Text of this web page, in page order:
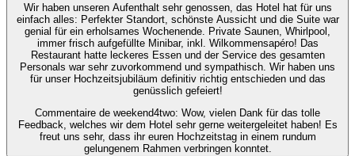
Wir haben unseren Aufenthalt sehr genossen, das Hotel hat für uns
einfach alles: Perfekter Standort, schönste Aussicht und die Suite war
genial für ein erholsames Wochenende. Private Saunen, Whirlpool,
immer frisch aufgefüllte Minibar, inkl. Wilkommensapéro! Das
Restaurant hatte leckeres Essen und der Service des gesamten
Personals war sehr zuvorkommend und sympathisch. Wir haben uns
für unser Hochzeitsjubiläum definitiv richtig entschieden und das
genüsslich gefeiert!
Commentaire de weekend4two: Wow, vielen Dank für das tolle
Feedback, welches wir dem Hotel sehr gerne weitergeleitet haben! Es
freut uns sehr, dass ihr euren Hochzeitstag in einem rundum
gelungenem Rahmen verbringen konntet.